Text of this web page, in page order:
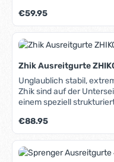
den ZhikGrip II-Schuhen
Das super-robuste
unverwüstlich. Die Befestigungen sind speziell für Laser®
und ILCA®-Dinghy
Regulärer Preis:
€59.95
Zhik Ausreitgurte
Unglaublich stabil, extrem rutschfest!
Zhik sind auf der
einem speziell
den ZhikGrip II-Schuhen
Das super-robuste
unverwüstlich. Die Befestigungen sind speziell für Optis
konstruiert: Zwei Enden
Regulärer Preis:
€88.95